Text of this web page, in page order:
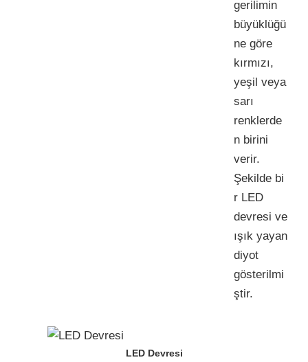
gerilimin
büyüklüğü
ne göre
kırmızı,
yeşil veya
sarı
renklerde
n birini
verir.
Şekilde bi
r LED
devresi ve
ışık yayan
diyot
gösterilmi
ştir.
LED Devresi